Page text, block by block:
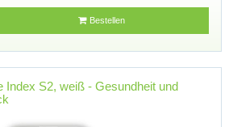
Bestellen
Index S2, weiß - Gesundheit und